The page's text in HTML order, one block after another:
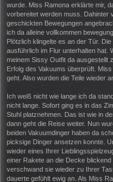
wurde. Miss Ramona erklärte mir,
vorbereitet werden muss. Dahinter
geschickten Bewegungen
ich da alleine vollkommen
Plötzlich klingelte es an der Tür.
ausführlich im Flur unterhalten hat.
meinem Sissy Outfit da ausgestellt
Erfolg des Vakuums überprüft.
geht. Also wurden die Teile wieder
Ich weiß nicht wie lange ich da
nicht lange. Sofort ging es in das
Stuhl platznehmen. Das ist wie in
dann geht die Reise weiter. Nun
beiden Vakuumdinger haben da
picksige Dinger ansetzen konnte.
wieder eines Ihrer
einer Rakete an die Decke
verschwand sie wieder zu Ihrer
dauerte gefühlt ewig an. Als Miss